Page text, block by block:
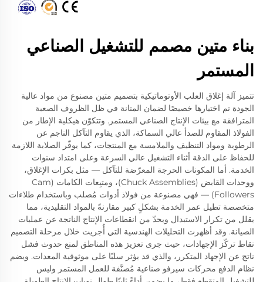
بناء متين مصمم للتشغيل الصناعي
المستمر
تتميز آلة إغلاق العلب الأوتوماتيكية بتصميم متين مصنوع من مواد عالية
الجودة تم اختيارها خصيصًا لضمان المتانة في ظل الظروف الصعبة
المترافقة مع بيئات الإنتاج الصناعي المستمر. وتتكوّن هيكلية الإطار من
الفولاذ المقاوم للصدأ عالي السماكة، الذي يقاوم التآكل الناجم عن
الرطوبة ومواد التنظيف والملامسة مع المنتجات، كما يوفّر الصلابة اللازمة
للحفاظ على الدقة أثناء التشغيل عالي السرعة وعلى امتداد سنوات
الخدمة. أما المكونات الحرجة المعرّضة للتآكل — مثل بكرات الإغلاق،
ووحدات القابض (Chuck Assemblies)، ومتبِعات الكامات (Cam
Followers) — فهي مصنوعة من فولاذ أدوات مُصلب وباستخدام طلاءات
متخصصة تطيل عمر الخدمة بشكلٍ كبير مقارنةً بالمواد التقليدية، مما
يقلل من تكرار الاستبدال ويحدّ من انقطاعات الإنتاج الناتجة عن عمليات
الصيانة. وقد أظهرت التحليلات الهندسية التي أُجريت خلال مرحلة التصميم
نقاط تركّز الإجهادات، حيث جرى تعزيز هذه المناطق لمنع حدوث فشل
ناتج عن الإجهاد المتكرر، والذي قد يؤثر سلبًا على موثوقية المعدات. ويضم
نظام الدفع محركات سيرفو صناعية مُصنَّفة للعمل المستمر وليس